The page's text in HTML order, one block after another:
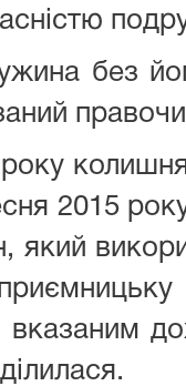
без
2015
який